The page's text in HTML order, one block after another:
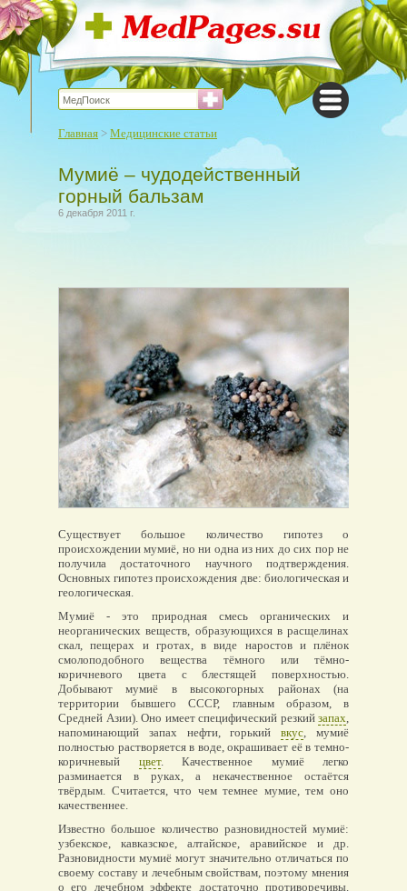
Главная > Медицинские статьи
Мумиё – чудодейственный
горный бальзам
6 декабря 2011 г.
Существует большое количество гипотез о
происхождении мумиё, но ни одна из них до сих пор не
получила достаточного научного подтверждения.
Основных гипотез происхождения две: биологическая и
геологическая.
Мумиё - это природная смесь органических и
неорганических веществ, образующихся в расщелинах
скал, пещерах и гротах, в виде наростов и плёнок
смолоподобного вещества тёмного или тёмно-
коричневого цвета с блестящей поверхностью.
Добывают мумиё в высокогорных районах (на
территории бывшего СССР, главным образом, в
Средней Азии). Оно имеет специфический резкий запах,
напоминающий запах нефти, горькийвкус, мумиё
полностью растворяется в воде, окрашивает её в темно-
коричневый цвет. Качественное мумиё легко
разминается в руках, а некачественное остаётся
твёрдым. Считается, что чем темнее мумие, тем оно
качественнее.
Известно большое количество разновидностей мумиё:
узбекское, кавказское, алтайское, аравийское и др.
Разновидности мумиё могут значительно отличаться по
своему составу и лечебным свойствам, поэтому мнения
о его лечебном эффекте достаточно противоречивы.